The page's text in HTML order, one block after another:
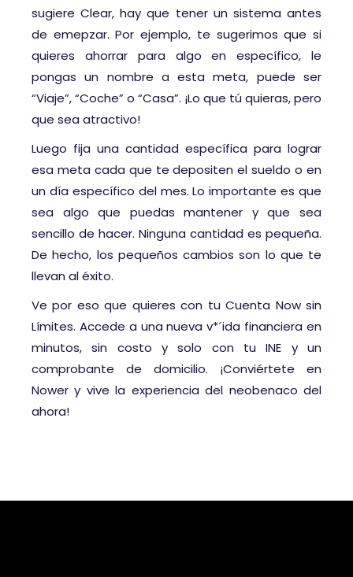
sugiere Clear, hay que tener un sistema antes
de emepzar. Por ejemplo, te sugerimos que si
quieres ahorrar para algo en específico, le
pongas un nombre a esta meta, puede ser
“Viaje”, “Coche” o “Casa”. ¡Lo que tú quieras, pero
que sea atractivo!
Luego fija una cantidad específica para lograr
esa meta cada que te depositen el sueldo o en
un día específico del mes. Lo importante es que
sea algo que puedas mantener y que sea
sencillo de hacer. Ninguna cantidad es pequeña.
De hecho, los pequeños cambios son lo que te
llevan al éxito.
Ve por eso que quieres con tu Cuenta Now sin
Límites. Accede a una nueva v*´ida financiera en
minutos, sin costo y solo con tu INE y un
comprobante de domicilio. ¡Conviértete en
Nower y vive la experiencia del neobenaco del
ahora!